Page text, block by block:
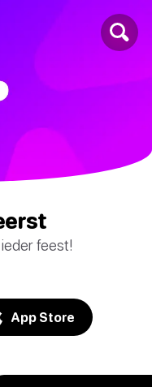
feest!
App Store